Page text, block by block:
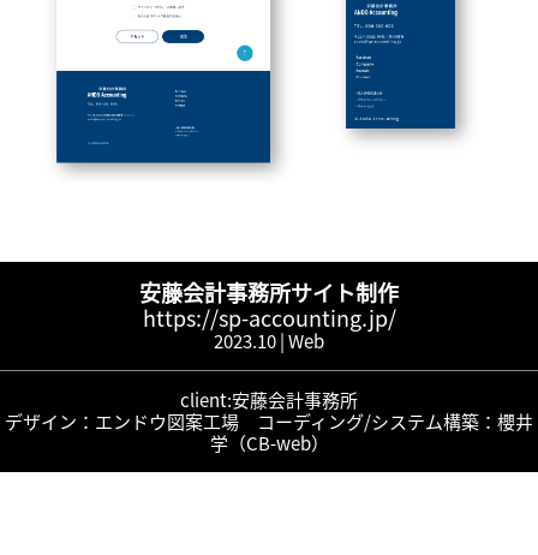
安藤会計事務所サイト制作
https://sp-accounting.jp/
2023.10 |Web
client:安藤会計事務所
デザイン：エンドウ図案工場 コーディング/システム構築：櫻井
学（CB-web）